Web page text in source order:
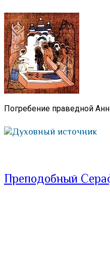
Погребение праведной
Духовный источник
Преподобный